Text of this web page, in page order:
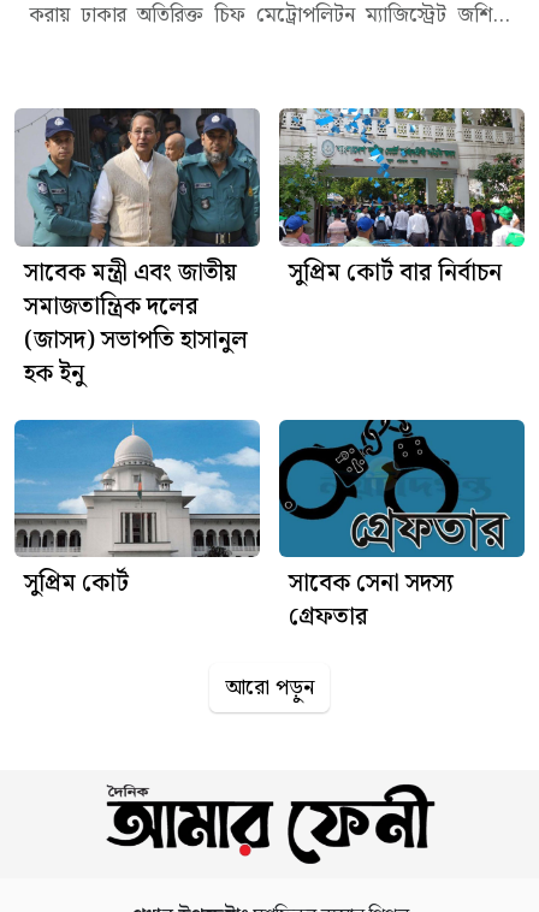
করায় ঢাকার অতিরিক্ত চিফ মেট্রোপলিটন ম্যাজিস্ট্রেট জশিতা
কোডের মাধ্যমে বাংলাদেশ ব্যাংকের আট কোটি ১০ লাখ ডলার
চুরি করা হয়। পরে সেই টাকা ফিলিপাইনে পাঠানো হয়। দেশের
অভ্যন্তরের কোনো একটি চক্রের সহায়তায় হ্যাকার গ্রুপ রিজার্ভের
অর্থপাচার করে বলে ধারণা সংশ্লিষ্টদের। ওই ঘটনায় একই বছরের
১৫ মার্চ বাংলাদেশ ব্যাংকের অ্যাকাউন্টস অ্যান্ড বাজেটিং
ডিপার্টমেন্টের উপ-পরিচালক জোবায়ের বিন হুদা অজ্ঞাতনামা
ব্যক্তিদের আসামি করে মতিঝিল থানায় মামলা করেন। বর্তমানে
পুলিশের অপরাধ তদন্ত বিভাগ (সিআইডি) মামলাটি তদন্ত করছে।
সূত্র : বাসস
সাবেক মন্ত্রী এবং জাতীয়
সমাজতান্ত্রিক দলের
(জাসদ) সভাপতি হাসানুল
হক ইনু
সুপ্রিম কোর্ট বার নির্বাচন
সুপ্রিম কোর্ট
সাবেক সেনা সদস্য
গ্রেফতার
আরো পড়ুন